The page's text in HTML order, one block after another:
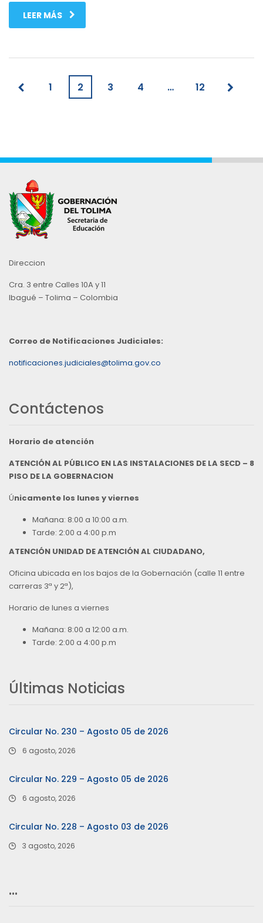
LEER MÁS
1 2 3 4 … 12
Direccion
Cra. 3 entre Calles 10A y 11
Ibagué – Tolima – Colombia
Correo de Notificaciones Judiciales:
notificaciones.judiciales@tolima.gov.co
Contáctenos
Horario de atención
ATENCIÓN AL PÚBLICO EN LAS INSTALACIONES DE LA SECD – 8
PISO DE LA GOBERNACION
Únicamente los lunes y viernes
Mañana: 8:00 a 10:00 a.m.
Tarde: 2:00 a 4:00 p.m
ATENCIÓN UNIDAD DE ATENCIÓN AL CIUDADANO,
Oficina ubicada en los bajos de la Gobernación (calle 11 entre
carreras 3ª y 2ª),
Horario de lunes a viernes
Mañana: 8:00 a 12:00 a.m.
Tarde: 2:00 a 4:00 p.m
Últimas Noticias
Circular No. 230 – Agosto 05 de 2026
6 agosto, 2026
Circular No. 229 – Agosto 05 de 2026
6 agosto, 2026
Circular No. 228 – Agosto 03 de 2026
3 agosto, 2026
…